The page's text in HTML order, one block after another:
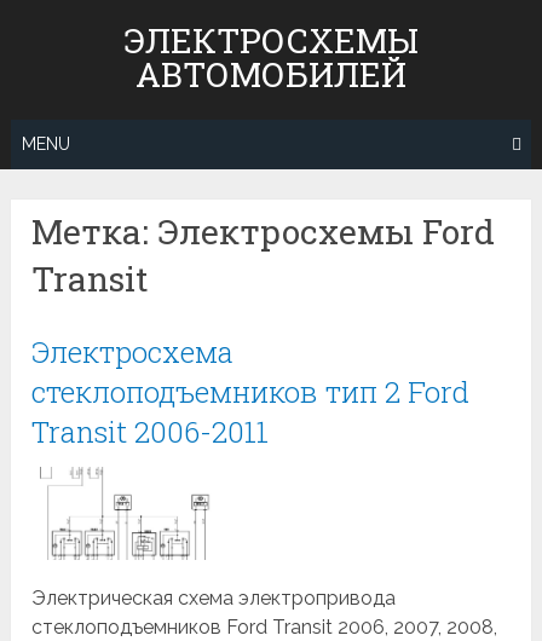
ЭЛЕКТРОСХЕМЫ
АВТОМОБИЛЕЙ
MENU
Метка: Электросхемы Ford
Transit
Электросхема
стеклоподъемников тип 2 Ford
Transit 2006-2011
Электрическая схема электропривода
стеклоподъемников Ford Transit 2006, 2007, 2008,